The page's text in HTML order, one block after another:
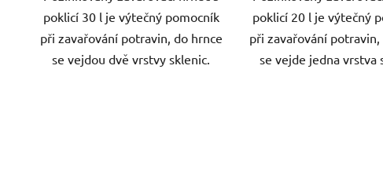
poklicí 30 l je výtečný pomocník
při zavařování potravin, do hrnce
se vejdou dvě vrstvy sklenic.
poklicí 20 l je výtečný
při zavařování potravin,
se vejde jedna vrstva